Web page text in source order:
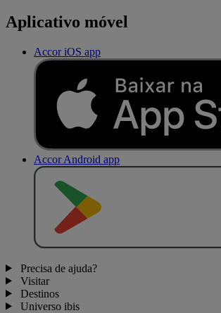
Aplicativo móvel
Accor iOS app
Accor Android app
Precisa de ajuda?
Visitar
Destinos
Universo ibis